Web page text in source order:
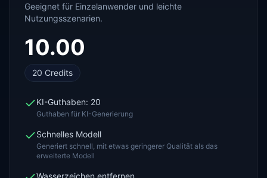
Geeignet für Einzelanwender und leichte
Nutzungsszenarien.
10.00
20 Credits
KI-Guthaben: 20
Guthaben für KI-Generierung
Schnelles Modell
Generiert schnell, mit etwas geringerer Qualität als das
erweiterte Modell
Wasserzeichen entfernen